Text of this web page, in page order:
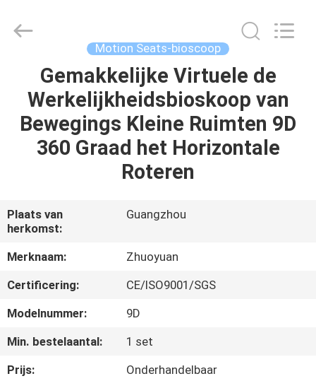
HUIS
PRODUCTEN
OVER
ONS
FABRIEKSRONDLEIDING
KWALITEITSCONTROLE
Co.,Ltd.
Motion Seats-bioscoop
Gemakkelijke Virtuele de
Werkelijkheidsbioskoop van
Bewegings Kleine Ruimten 9D
360 Graad het Horizontale
Roteren
Plaats van
herkomst:
Guangzhou
Merknaam:
Zhuoyuan
Certificering:
CE/ISO9001/SGS
Modelnummer:
9D
Min. bestelaantal:
1 set
Prijs:
Onderhandelbaar